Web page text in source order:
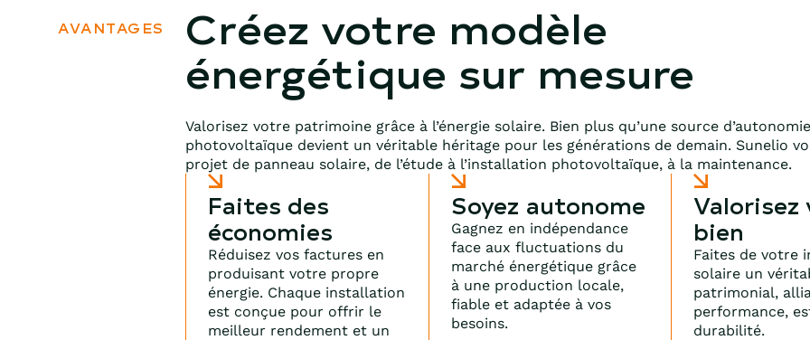
AVANTAGES
Créez votre modèle
énergétique sur mesure
Valorisez votre patrimoine grâce à l’énergie solaire. Bien plus qu’une source
photovoltaïque devient un véritable héritage pour les générations de demain. Sunelio
projet de panneau solaire, de l’étude à l’installation photovoltaïque, à la maintenance.
Faites des
économies
Réduisez vos factures en
produisant votre propre
énergie. Chaque installation
est conçue pour offrir le
meilleur rendement et un
Soyez autonome
Gagnez en indépendance
face aux fluctuations du
marché énergétique grâce
à une production locale,
fiable et adaptée à vos
besoins.
Valorisez
bien
Faites de votre
solaire un
patrimonial,
performance,
durabilité.